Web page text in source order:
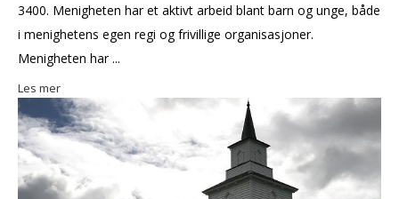
3400. Menigheten har et aktivt arbeid blant barn og unge, både
i menighetens egen regi og frivillige organisasjoner.
Menigheten har ...
Les mer